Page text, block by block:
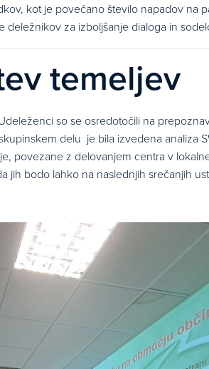
kot je povečano število napadov na
za izboljšanje dialoga in
temeljev
so se osredotočili na
delu je bila izvedena analiza
povezane z delovanjem centra v
jih bodo lahko na naslednjih srečanjih